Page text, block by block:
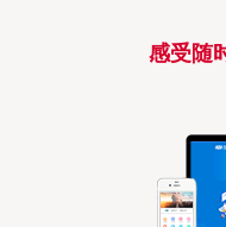
感受随